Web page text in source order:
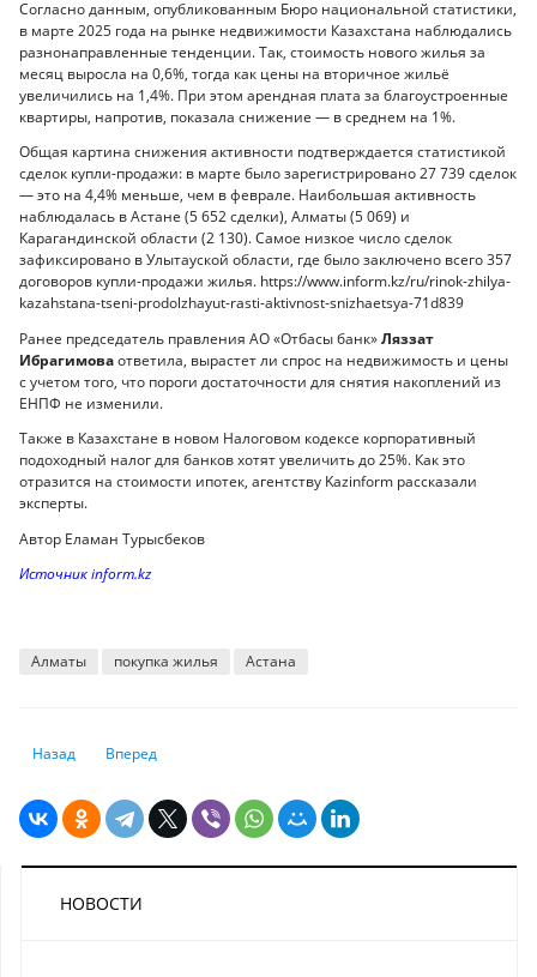
Согласно данным, опубликованным Бюро национальной статистики,
в марте 2025 года на рынке недвижимости Казахстана наблюдались
разнонаправленные тенденции. Так, стоимость нового жилья за
месяц выросла на 0,6%, тогда как цены на вторичное жильё
увеличились на 1,4%. При этом арендная плата за благоустроенные
квартиры, напротив, показала снижение — в среднем на 1%.
Общая картина снижения активности подтверждается статистикой
сделок купли-продажи: в марте было зарегистрировано 27 739 сделок
— это на 4,4% меньше, чем в феврале. Наибольшая активность
наблюдалась в Астане (5 652 сделки), Алматы (5 069) и
Карагандинской области (2 130). Самое низкое число сделок
зафиксировано в Улытауской области, где было заключено всего 357
договоров купли-продажи жилья. https://www.inform.kz/ru/rinok-zhilya-
kazahstana-tseni-prodolzhayut-rasti-aktivnost-snizhaetsya-71d839
Ранее председатель правления АО «Отбасы банк»Ляззат
Ибрагимоваответила, вырастет ли спрос на недвижимость и цены
с учетом того, что пороги достаточности для снятия накоплений из
ЕНПФ не изменили.
Также в Казахстане в новом Налоговом кодексе корпоративный
подоходный налог для банков хотят увеличить до 25%. Как это
отразится на стоимости ипотек, агентству Kazinform рассказали
эксперты.
Автор Еламан Турысбеков
Источник inform.kz
Алматы покупка жилья Астана
Предыдущий: Дубайский шоколад опасен для здоровья
Назад Следующий: В каких странах действуют казахстанские
Вперед
НОВОСТИ